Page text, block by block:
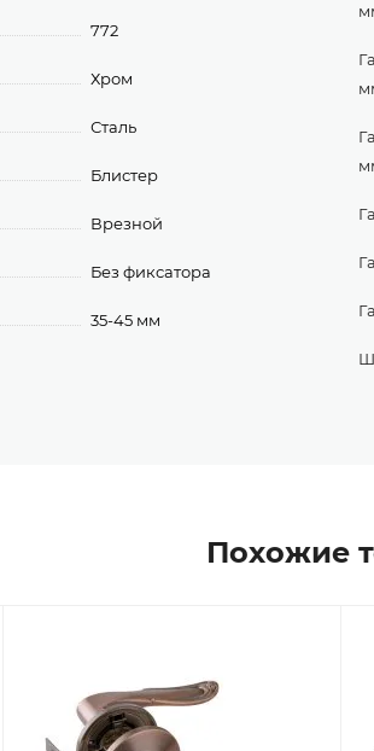
772
Хром
Сталь
Блистер
Врезной
Без фиксатора
35-45 мм
Похожие